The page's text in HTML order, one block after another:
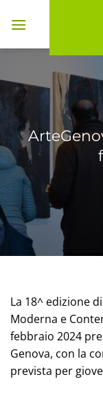
La 18^ edizione di
Moderna e
febbraio 2024
Genova, con la
prevista per